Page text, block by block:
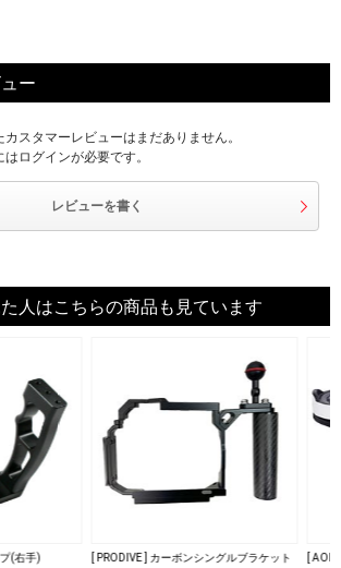
ー
スタマーレビューはまだありません。
ログインが必要です。
レビューを書く
人はこちらの商品も見ています
プ(右手)
[ PRODIVE ] カーボンシングルブラケット
[ AOI